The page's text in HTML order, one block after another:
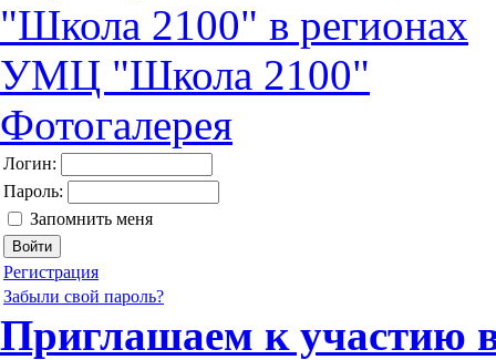
"Школа 2100" в регионах
УМЦ "Школа 2100"
Фотогалерея
Логин:
Пароль:
Запомнить меня
Регистрация
Забыли свой пароль?
Приглашаем к участию в